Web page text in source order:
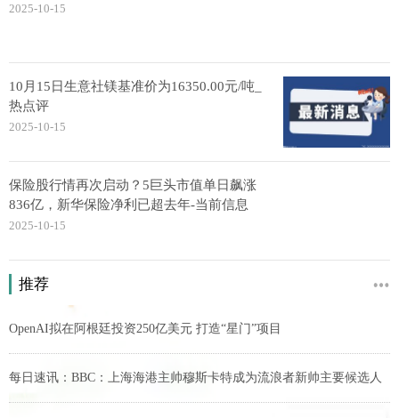
2025-10-15
10月15日生意社镁基准价为16350.00元/吨_
热点评
2025-10-15
保险股行情再次启动？5巨头市值单日飙涨
836亿，新华保险净利已超去年-当前信息
2025-10-15
推荐
OpenAI拟在阿根廷投资250亿美元 打造“星门”项目
每日速讯：BBC：上海海港主帅穆斯卡特成为流浪者新帅主要候选人